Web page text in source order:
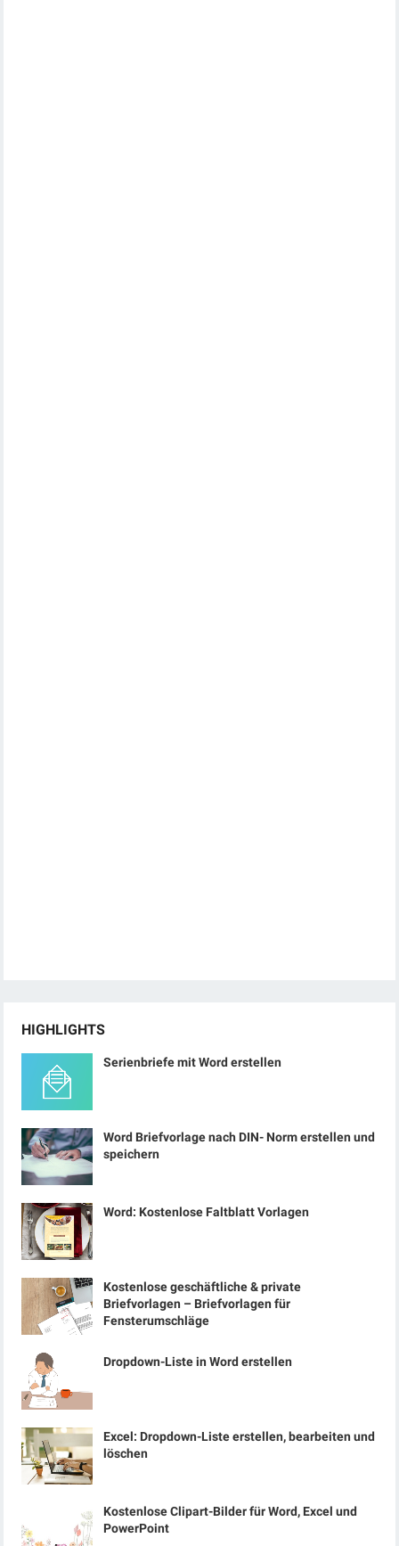
HIGHLIGHTS
Serienbriefe mit Word erstellen
Word Briefvorlage nach DIN- Norm erstellen und
speichern
Word: Kostenlose Faltblatt Vorlagen
Kostenlose geschäftliche & private
Briefvorlagen – Briefvorlagen für
Fensterumschläge
Dropdown-Liste in Word erstellen
Excel: Dropdown-Liste erstellen, bearbeiten und
löschen
Kostenlose Clipart-Bilder für Word, Excel und
PowerPoint